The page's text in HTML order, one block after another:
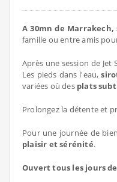
A 30mn de
famille ou entre amis
Après une session de
Les pieds dans l'eau,
variées où des plats
Prolongez la détente et
Pour une journée de
plaisir et sérénité.
Ouvert tous les jours